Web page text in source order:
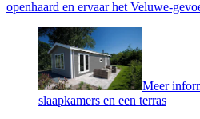
openhaard en ervaar het Veluwe-
Meer
slaapkamers en een terras